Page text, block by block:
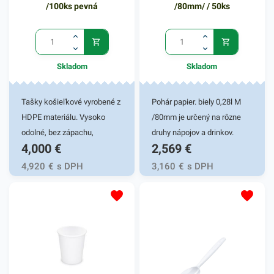
produktov nájdete ďalšie
podobné misky a nádoby na
balenie rôznych druhov
/100ks pevná
Skladom
Tašky košieľkové vyrobené z
HDPE materiálu. Vysoko
odolné, bez zápachu,
recyklovateľné tašky so
širokým využitím. Nakoľko
nie sú toxické, sú výborne
Výhodné pre maloobchody -
4,000 €
4,920 € s DPH
/80mm/ / 50ks
Skladom
Pohár papier. biely 0,28l M
/80mm je určený na rôzne
druhy nápojov a drinkov.
Poháre sú vyrobené zo
špeciálneho papiera, vďaka
čomu majú vysokú odolnosť
zabezpečuje skvelé využitie
pre bary, reštaurácie, na
catering, rôzne oslavy a
2,569 €
3,160 € s DPH